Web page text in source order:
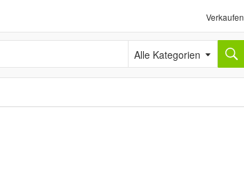
Verkaufen
Alle Kategorien